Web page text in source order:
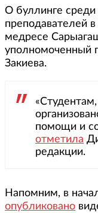
О буллинге среди
преподавателей
медресе
уполномоченный
Закиева.
помощи и
отметила
редакции.
Напомним, в
опубликовано